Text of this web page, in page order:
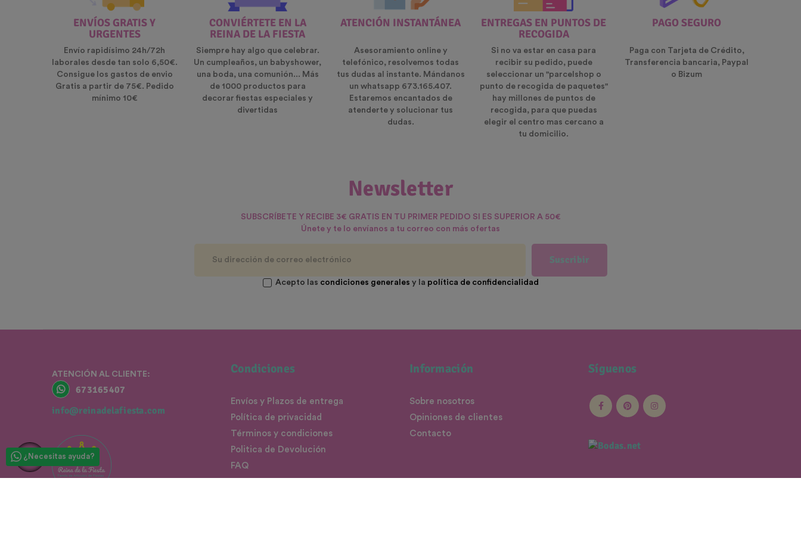
¿Necesitas ayuda?
ENVÍOS GRATIS Y
URGENTES
Envío rapidísimo 24h/72h
laborales desde tan solo 6,50€.
Consigue los gastos de envio
Gratis a partir de 75€. Pedido
mínimo 10€
CONVIÉRTETE EN LA
REINA DE LA FIESTA
Siempre hay algo que celebrar.
Un cumpleaños, un babyshower,
una boda, una comunión... Más
de 1000 productos para
decorar fiestas especiales y
divertidas
ATENCIÓN INSTANTÁNEA
Asesoramiento online y
telefónico, resolvemos todas
tus dudas al instante. Mándanos
un whatsapp 673.165.407.
Estaremos encantados de
atenderte y solucionar tus
dudas.
ENTREGAS EN PUNTOS DE
RECOGIDA
Si no va estar en casa para
recibir su pedido, puede
seleccionar un "parcelshop o
punto de recogida de paquetes"
hay millones de puntos de
recogida, para que puedas
elegir el centro mas cercano a
tu domicilio.
PAGO SEGURO
Paga con Tarjeta de Crédito,
Transferencia bancaria, Paypal
o Bizum
Newsletter
SUBSCRÍBETE Y RECIBE 3€ GRATIS EN TU PRIMER PEDIDO SI ES SUPERIOR A 50€
Únete y te lo envíanos a tu correo con más ofertas
Suscribir
Acepto las condiciones generales y la política de confidencialidad
ATENCIÓN AL CLIENTE:
673165407
info@reinadelafiesta.com
Condiciones
Envíos y Plazos de entrega
Política de privacidad
Términos y condiciones
Politica de Devolución
FAQ
Información
Sobre nosotros
Opiniones de clientes
Contacto
Síguenos